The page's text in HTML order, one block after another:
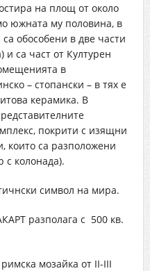
на площ от около
южната му половина, в
обособени в две части
и са част от Културен
в
– стопански – в тях е
керамика. В
покрити с изящни
които са разположени
с колонада).
символ на мира.
разполага с 500 кв.
мозайка от II-III